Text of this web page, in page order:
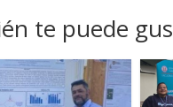
te puede